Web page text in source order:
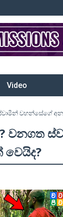
Video
වහන්සේගේ
වනගත